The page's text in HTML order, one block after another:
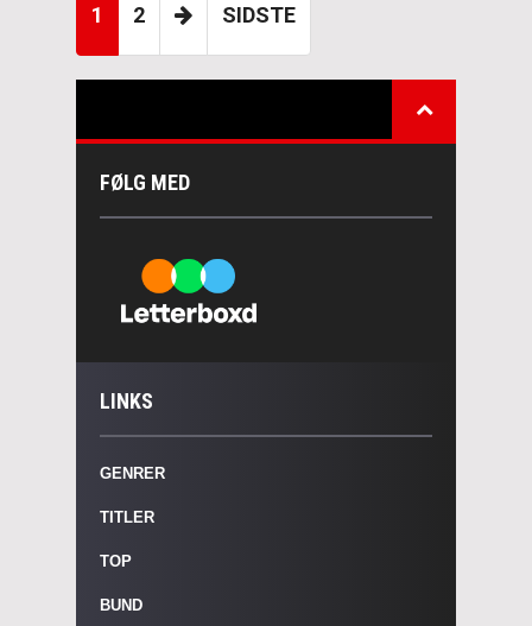
1 2 SIDSTE
FØLG MED
LINKS
GENRER
TITLER
TOP
BUND